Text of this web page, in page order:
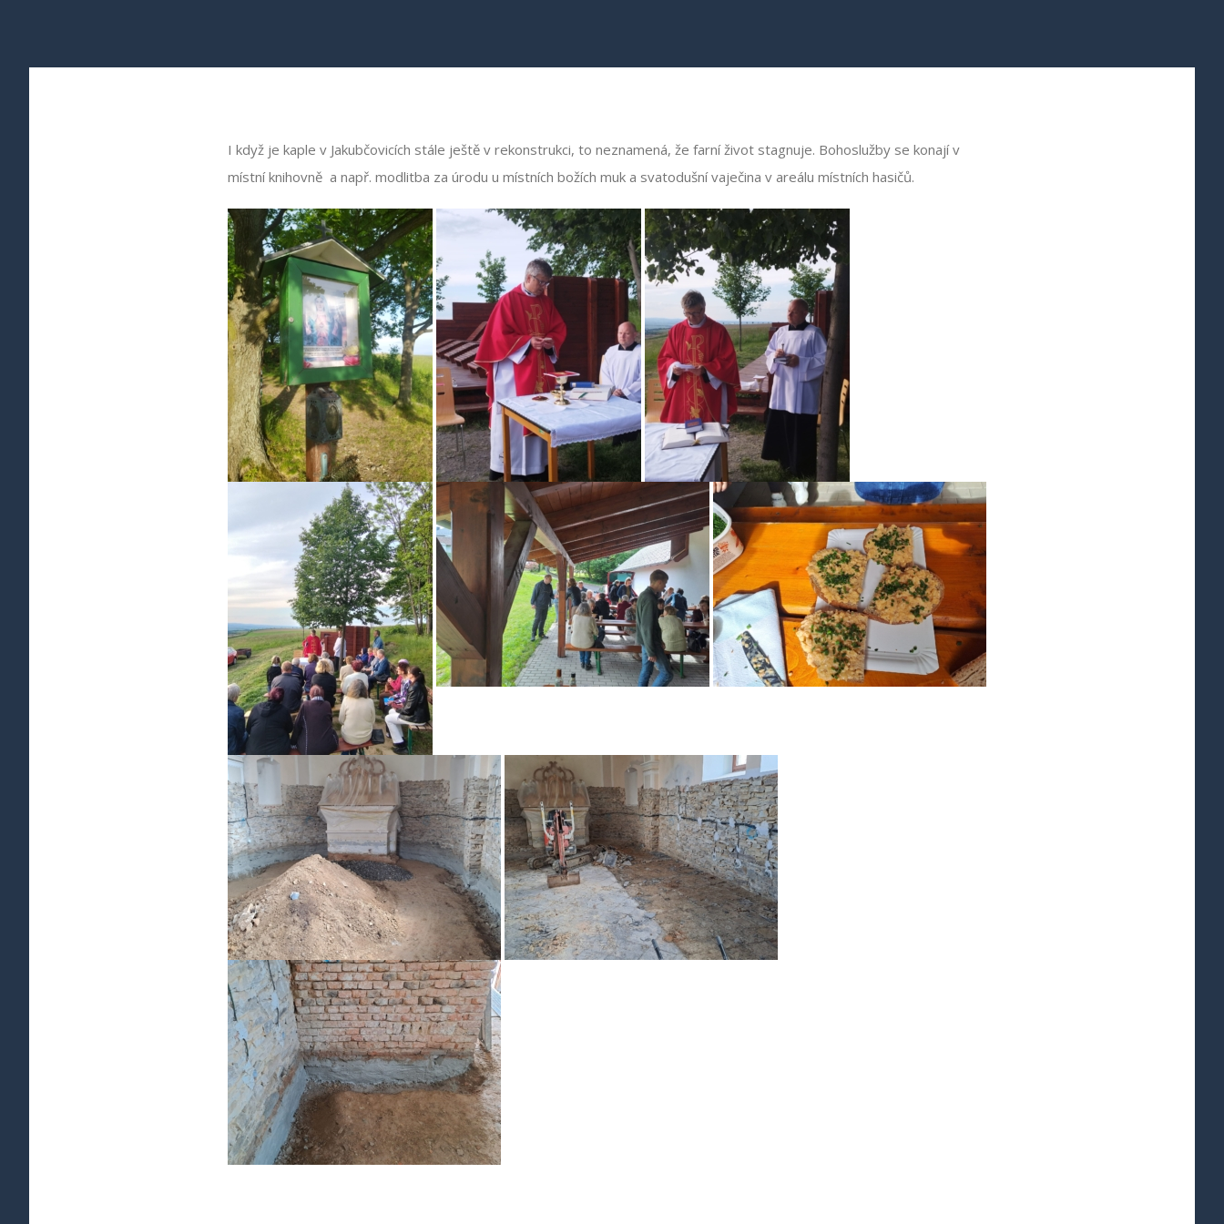
I když je kaple v Jakubčovicích stále ještě v rekonstrukci, to neznamená, že farní život stagnuje. Bohoslužby se konají v
místní knihovně a např. modlitba za úrodu u místních božích muk a svatodušní vaječina v areálu místních hasičů.